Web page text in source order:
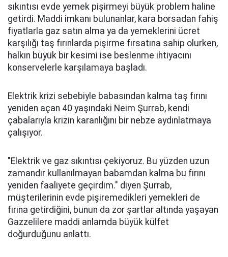
sıkıntısı evde yemek pişirmeyi büyük problem haline
getirdi. Maddi imkanı bulunanlar, kara borsadan fahiş
fiyatlarla gaz satın alma ya da yemeklerini ücret
karşılığı taş fırınlarda pişirme fırsatına sahip olurken,
halkın büyük bir kesimi ise beslenme ihtiyacını
konservelerle karşılamaya başladı.
Elektrik krizi sebebiyle babasından kalma taş fırını
yeniden açan 40 yaşındaki Neim Şurrab, kendi
çabalarıyla krizin karanlığını bir nebze aydınlatmaya
çalışıyor.
"Elektrik ve gaz sıkıntısı çekiyoruz. Bu yüzden uzun
zamandır kullanılmayan babamdan kalma bu fırını
yeniden faaliyete geçirdim." diyen Şurrab,
müşterilerinin evde pişiremedikleri yemekleri de
fırına getirdiğini, bunun da zor şartlar altında yaşayan
Gazzelilere maddi anlamda büyük külfet
doğurduğunu anlattı.